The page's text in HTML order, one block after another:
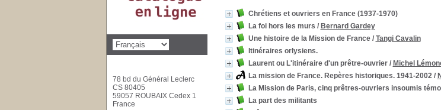
Chrétiens et ouvriers en France (1937-1970)
La foi hors les murs / Bernard Gardey
Une histoire de la Mission de France/ Tangi Cavalin
Itinéraires orlysiens.
Laurent ou L'itinéraire d'un prêtre-ouvrier/ Michel
La mission de France. Repères historiques. 1941-2002/
La Mission de Paris, cinq prêtres-ouvriers insoumis
La part des militants
78 bd du Général Leclerc
CS 80405
59057 ROUBAIX Cedex 1
France